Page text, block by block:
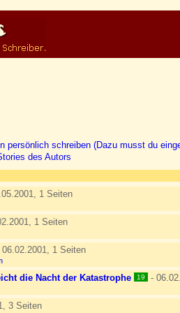
persönlich schreiben (Dazu musst du
des Autors
1 Seiten
1 Seiten
06.02.2001, 1 Seiten
die Nacht der Katastrophe 19 -
3 Seiten